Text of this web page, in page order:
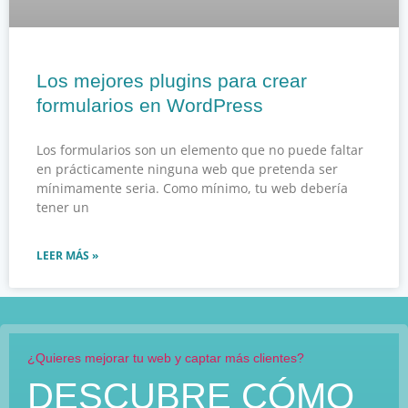
Los mejores plugins para crear
formularios en WordPress
Los formularios son un elemento que no puede faltar
en prácticamente ninguna web que pretenda ser
mínimamente seria. Como mínimo, tu web debería
tener un
LEER MÁS »
¿Quieres mejorar tu web y captar más clientes?
DESCUBRE CÓMO